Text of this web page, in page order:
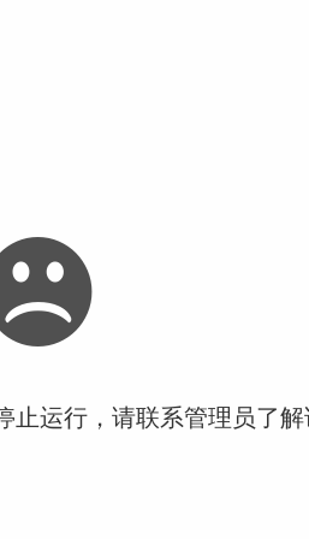
止运行，请联系管理员了